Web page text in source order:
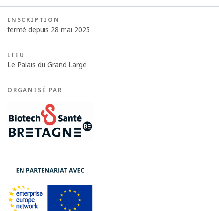
INSCRIPTION
fermé depuis 28 mai 2025
LIEU
Le Palais du Grand Large
ORGANISÉ PAR